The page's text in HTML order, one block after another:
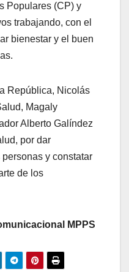
Populares (CP) y
trabajando, con el
bienestar y el buen
República, Nicolás
Magaly
Alberto Galíndez
por dar
y constatar
de los
MPPS